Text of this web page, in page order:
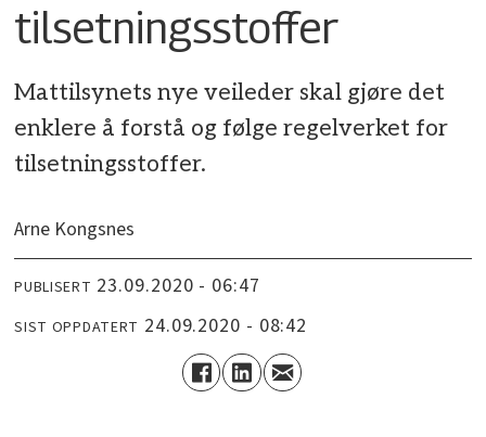
tilsetningsstoffer
Mattilsynets nye veileder skal gjøre det
enklere å forstå og følge regelverket for
tilsetningsstoffer.
Arne Kongsnes
PUBLISERT 23.09.2020 - 06:47
SIST OPPDATERT 24.09.2020 - 08:42